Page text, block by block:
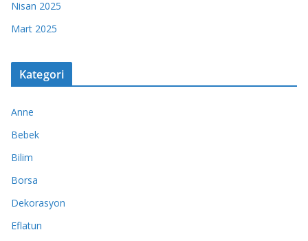
Nisan 2025
Mart 2025
Kategori
Anne
Bebek
Bilim
Borsa
Dekorasyon
Eflatun